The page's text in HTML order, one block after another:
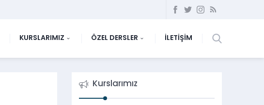
KURSLARIMIZ ÖZEL DERSLER İLETİŞİM
Kurslarımız